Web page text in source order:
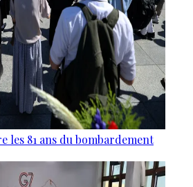
les 81 ans du bombardement